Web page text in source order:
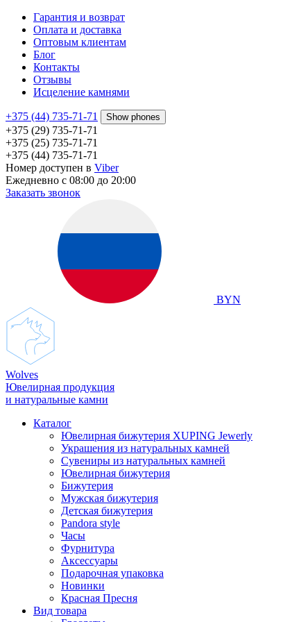
Гарантия и возврат
Оплата и доставка
Оптовым клиентам
Блог
Контакты
Отзывы
Исцеление камнями
+375 (44) 735-71-71 Show phones
+375 (29) 735-71-71
+375 (25) 735-71-71
+375 (44) 735-71-71
Номер доступен в Viber
Ежедневно с 08:00 до 20:00
Заказать звонок
BYN
Wolves
Ювелирная продукция
и натуральные камни
Каталог
Ювелирная бижутерия XUPING Jewerly
Украшения из натуральных камней
Сувениры из натуральных камней
Ювелирная бижутерия
Бижутерия
Мужская бижутерия
Детская бижутерия
Pandora style
Часы
Фурнитура
Аксеcсуары
Подарочная упаковка
Новинки
Красная Пресня
Вид товара